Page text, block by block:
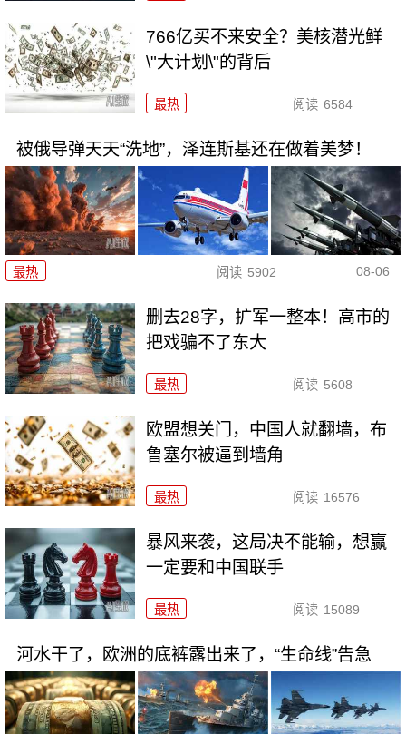
766亿买不来安全？美核潜光鲜
\"大计划\"的背后
最热 阅读 6584
被俄导弹天天“洗地”，泽连斯基还在做着美梦！
最热 阅读 5902 08-06
删去28字，扩军一整本！高市的
把戏骗不了东大
最热 阅读 5608
欧盟想关门，中国人就翻墙，布
鲁塞尔被逼到墙角
最热 阅读 16576
暴风来袭，这局决不能输，想赢
一定要和中国联手
最热 阅读 15089
河水干了，欧洲的底裤露出来了，“生命线”告急